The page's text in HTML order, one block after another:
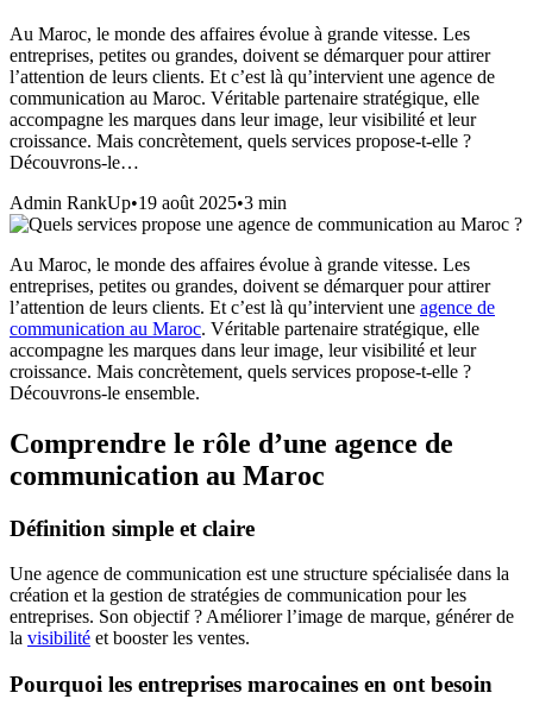
Au Maroc, le monde des affaires évolue à grande vitesse. Les
entreprises, petites ou grandes, doivent se démarquer pour attirer
l’attention de leurs clients. Et c’est là qu’intervient une agence de
communication au Maroc. Véritable partenaire stratégique, elle
accompagne les marques dans leur image, leur visibilité et leur
croissance. Mais concrètement, quels services propose-t-elle ?
Découvrons-le…
Admin RankUp•19 août 2025•3 min
Au Maroc, le monde des affaires évolue à grande vitesse. Les
entreprises, petites ou grandes, doivent se démarquer pour attirer
l’attention de leurs clients. Et c’est là qu’intervient une agence de
communication au Maroc. Véritable partenaire stratégique, elle
accompagne les marques dans leur image, leur visibilité et leur
croissance. Mais concrètement, quels services propose-t-elle ?
Découvrons-le ensemble.
Comprendre le rôle d’une agence de
communication au Maroc
Définition simple et claire
Une agence de communication est une structure spécialisée dans la
création et la gestion de stratégies de communication pour les
entreprises. Son objectif ? Améliorer l’image de marque, générer de
la visibilité et booster les ventes.
Pourquoi les entreprises marocaines en ont besoin